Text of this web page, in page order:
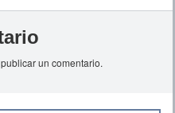
un comentario.